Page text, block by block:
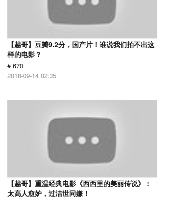
【越哥】豆瓣9.2分，国产片！谁说我们拍不出这
样的电影？
# 670
2018-09-14 02:35
【越哥】重温经典电影《西西里的美丽传说》：
太高人愈妒，过洁世同嫌！